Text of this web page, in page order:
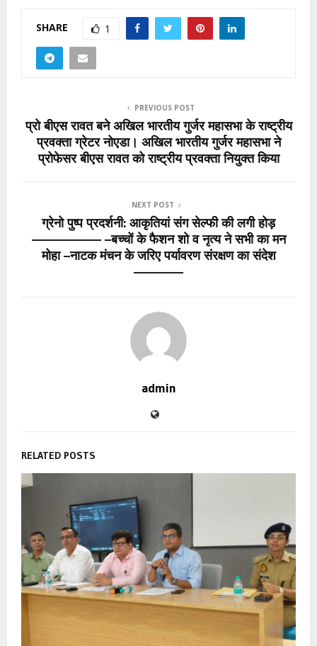
SHARE 1
PREVIOUS POST
प्रो बीएस रावत बने अखिल भारतीय गुर्जर महासभा के राष्ट्रीय
प्रवक्ता ग्रेटर नोएडा। अखिल भारतीय गुर्जर महासभा ने
प्रोफेसर बीएस रावत को राष्ट्रीय प्रवक्ता नियुक्त किया
NEXT POST
ग्रेनो पुष्प प्रदर्शनी: आकृतियां संग सेल्फी की लगी होड़
——————— –बच्चों के फैशन शो व नृत्य ने सभी का मन
मोहा –नाटक मंचन के जरिए पर्यावरण संरक्षण का संदेश
—————
admin
RELATED POSTS